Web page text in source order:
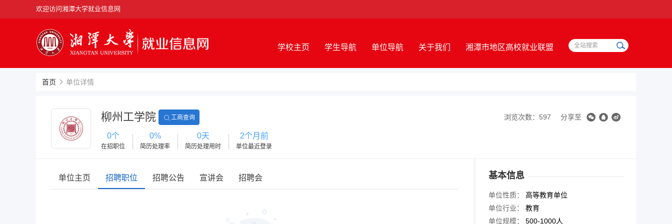
欢迎访问湘潭大学就业信息网
学校主页 学生导航 单位导航 关于我们 湘潭市地区高校就业联盟
首页 单位详情
柳州工学院 工商查询
0个
在招职位
0%
简历处理率
0天
简历处理用时
2个月前
单位最近登录
浏览次数：597 分享至
单位主页 招聘职位 招聘公告 宣讲会 招聘会 基本信息
单位性质：
高等教育单位
单位行业：
教育
单位规模：
500-1000人